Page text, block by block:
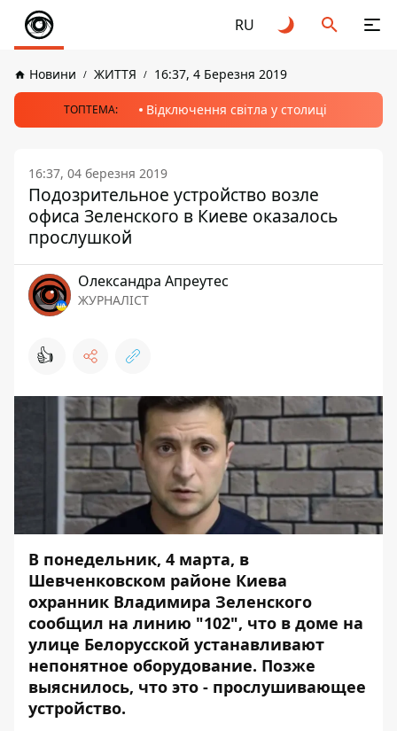
RU
Новини ЖИТТЯ 16:37, 4 Березня 2019
ТОПТЕМА: Відключення світла у столиці
16:37, 04 березня 2019
Подозрительное устройство возле
офиса Зеленского в Киеве оказалось
прослушкой
Олександра Апреутес
ЖУРНАЛІСТ
👍
В понедельник, 4 марта, в
Шевченковском районе Киева
охранник Владимира Зеленского
сообщил на линию "102", что в доме на
улице Белорусской устанавливают
непонятное оборудование. Позже
выяснилось, что это - прослушивающее
устройство.